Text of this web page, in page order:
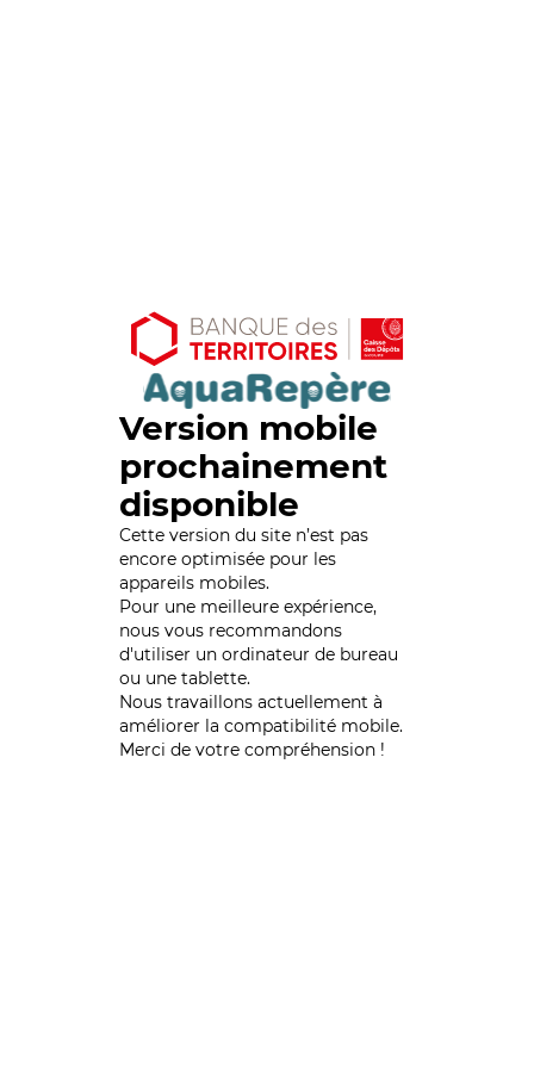
Version mobile
prochainement
disponible
Cette version du site n’est pas
encore optimisée pour les
appareils mobiles.
Pour une meilleure expérience,
nous vous recommandons
d'utiliser un ordinateur de bureau
ou une tablette.
Nous travaillons actuellement à
améliorer la compatibilité mobile.
Merci de votre compréhension !